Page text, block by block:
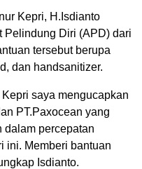
Kepri, H.Isdianto
Pelindung Diri (APD) dari
tersebut berupa
dan handsanitizer.
saya mengucapkan
PT.Paxocean yang
dalam percepatan
ini. Memberi bantuan
Isdianto.